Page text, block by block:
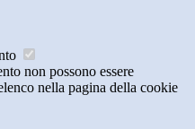
non possono essere
nella pagina della cookie